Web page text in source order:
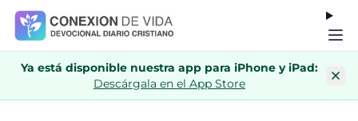
Ya está disponible nuestra app para iPhone y iPad:
Descárgala en el App Store